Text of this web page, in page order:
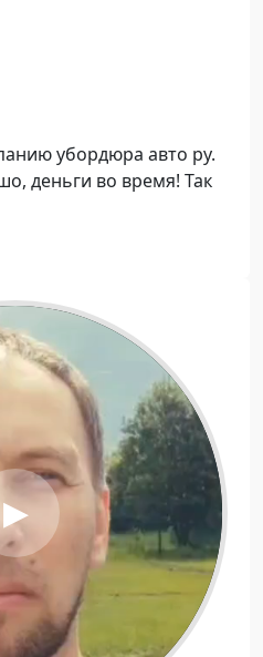
o
убордюра авто ру.
деньги во время! Так
P
l
a